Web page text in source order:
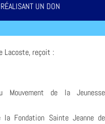
UN DON
Lacoste, reçoit :
Mouvement de la Jeunesse
la Fondation Sainte Jeanne de